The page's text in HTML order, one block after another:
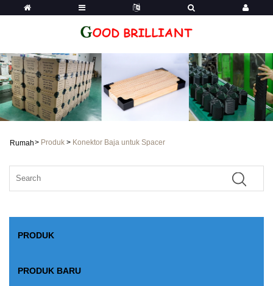
Rumah> Produk > Konektor Baja untuk Spacer
PRODUK
PRODUK BARU